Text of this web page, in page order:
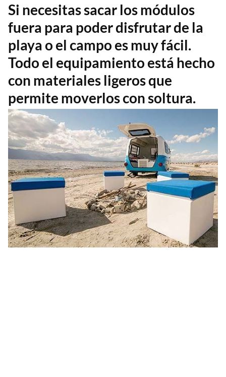
Si necesitas sacar los módulos
fuera para poder disfrutar de la
playa o el campo es muy fácil.
Todo el equipamiento está hecho
con materiales ligeros que
permite moverlos con soltura.